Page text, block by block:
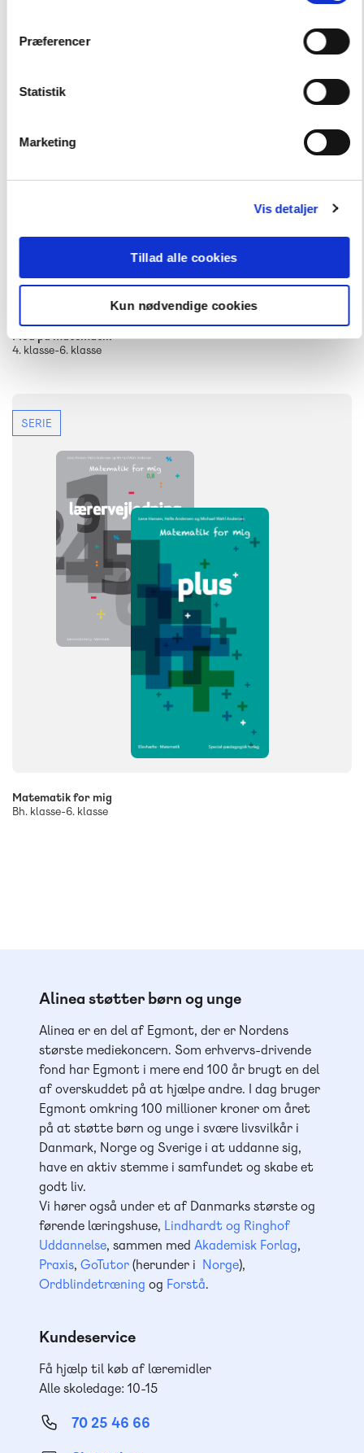
Præferencer
Statistik
Marketing
Vis detaljer
Tillad alle cookies
Kun nødvendige cookies
Mod på matematik
4. klasse-6. klasse
SERIE
Matematik for mig
Bh. klasse-6. klasse
Alinea støtter børn og unge
Alinea er en del af Egmont, der er Nordens
største mediekoncern. Som erhvervs-drivende
fond har Egmont i mere end 100 år brugt en del
af overskuddet på at hjælpe andre. I dag bruger
Egmont omkring 100 millioner kroner om året
på at støtte børn og unge i svære livsvilkår i
Danmark, Norge og Sverige i at uddanne sig,
have en aktiv stemme i samfundet og skabe et
godt liv.
Vi hører også under et af Danmarks største og
førende læringshuse, Lindhardt og Ringhof
Uddannelse, sammen med Akademisk Forlag,
Praxis, GoTutor(herunder i Norge),
Ordblindetræning og Forstå.
Kundeservice
Få hjælp til køb af læremidler
Alle skoledage: 10-15
70 25 46 66